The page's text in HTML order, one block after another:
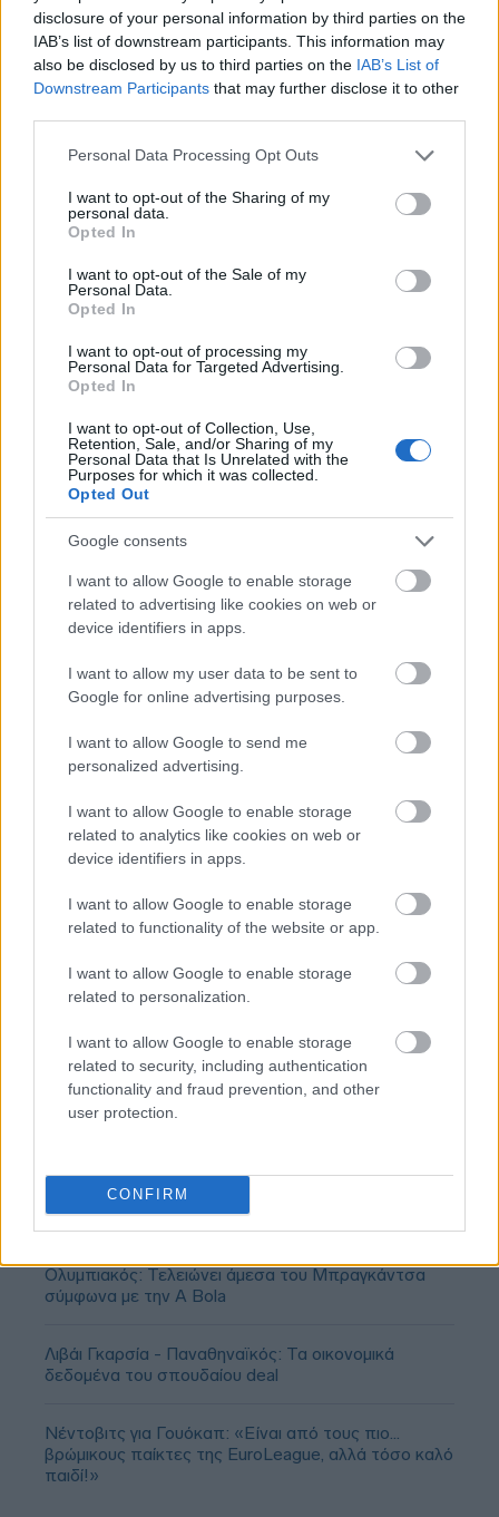
disclosure of your personal information by third parties on the
IAB’s list of downstream participants. This information may
also be disclosed by us to third parties on the IAB’s List of
Downstream Participants that may further disclose it to other
Please note that this website/app uses one or more Google
not limited to your visit or usage behaviour. You may click to
grant or deny consent to Google and its third-party tags to
use your data for below specified purposes in below Google
consent section.
Personal Data Processing Opt Outs
I want to opt-out of the Sharing of my
personal data.
Opted In
I want to opt-out of the Sale of my
Personal Data.
Opted In
I want to opt-out of processing my
Personal Data for Targeted Advertising.
Opted In
I want to opt-out of Collection, Use,
Retention, Sale, and/or Sharing of my
Personal Data that Is Unrelated with the
Purposes for which it was collected.
Opted Out
Google consents
I want to allow Google to enable storage
related to advertising like cookies on web or
device identifiers in apps.
I want to allow my user data to be sent to
Google for online advertising purposes.
I want to allow Google to send me
personalized advertising.
I want to allow Google to enable storage
related to analytics like cookies on web or
device identifiers in apps.
I want to allow Google to enable storage
related to functionality of the website or app.
I want to allow Google to enable storage
related to personalization.
I want to allow Google to enable storage
related to security, including authentication
functionality and fraud prevention, and other
user protection.
CONFIRM
Διαβάζονται αυτή τη στιγμή
Πυρόπληκτοι: Ποιοι δικαιούνται έως 6.000 ευρώ,
επιδότηση ενοικίου και στεγαστική συνδρομή
Τρίτη χρονιά με διεθνές ρεκόρ εσόδων για τη
Ρεάλ Μαδρίτης - «Κλειδί» το γήπεδο
Πώς μπορείτε να βγείτε νωρίτερα στη σύνταξη
- Οι 3 κινήσεις που πρέπει να γίνουν εγκαίρως
Ανάπτυξη
BEST OFINTERNET
Ολυμπιακός: Τελειώνει άμεσα του Μπραγκάντσα
σύμφωνα με την A Bola
Λιβάι Γκαρσία - Παναθηναϊκός: Τα οικονομικά
δεδομένα του σπουδαίου deal
Νέντοβιτς για Γουόκαπ: «Είναι από τους πιο...
βρώμικους παίκτες της EuroLeague, αλλά τόσο καλό
παιδί!»